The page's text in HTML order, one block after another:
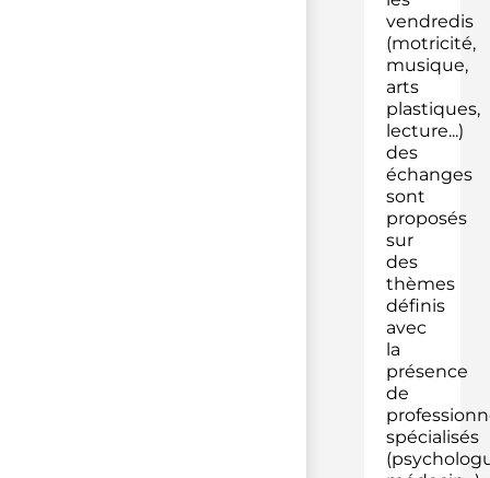
vendredis
(motricité,
musique,
arts
plastiques,
lecture...)
des
échanges
sont
proposés
sur
des
thèmes
définis
avec
la
présence
de
spécialisés